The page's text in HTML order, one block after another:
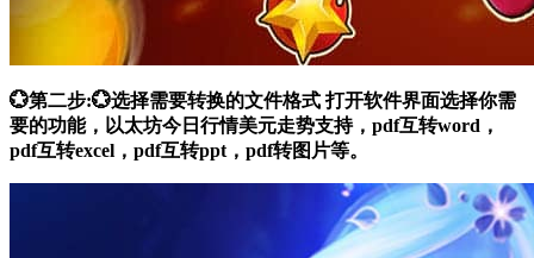
💮第二步:💮选择需要转换的文件格式 打开软件界面选择你需
要的功能，以太坊今日行情美元走势支持，pdf互转word，
pdf互转excel，pdf互转ppt，pdf转图片等。